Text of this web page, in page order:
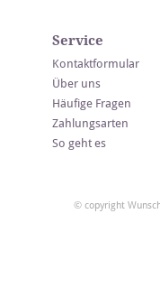
Service
Kontaktformular
Über uns
Häufige Fragen
Zahlungsarten
So geht es
© copyright